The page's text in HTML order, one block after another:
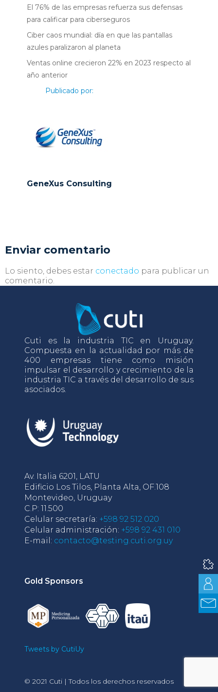
El 76% de las empresas refuerza sus defensas
para calificar para ciberseguros
Ciber caos mundial: día en que las pantallas
azules paralizaron al planeta
Ventas online crecieron 22% en 2023 respecto al
año anterior
Publicado por:
GeneXus Consulting
Enviar comentario
Lo siento, debes estar conectado para publicar un
comentario.
Cuti es la industria TIC en Uruguay.
Compuesta en la actualidad por más de
400 empresas tiene como misión
impulsar el desarrollo y crecimiento de la
industria TIC a través del desarrollo de sus
asociados.
Av. Italia 6201, LATU
Edificio Los Tilos, Planta Alta, OF.108
Montevideo, Uruguay
C.P: 11.500
Celular secretaría: +598 92 512 020
Celular administración: +598 92 431 010
E-mail: contacto@testing.cuti.org.uy
Gold Sponsors
Tweets by CutiUy
© 2021 Cuti | Todos los derechos reservados